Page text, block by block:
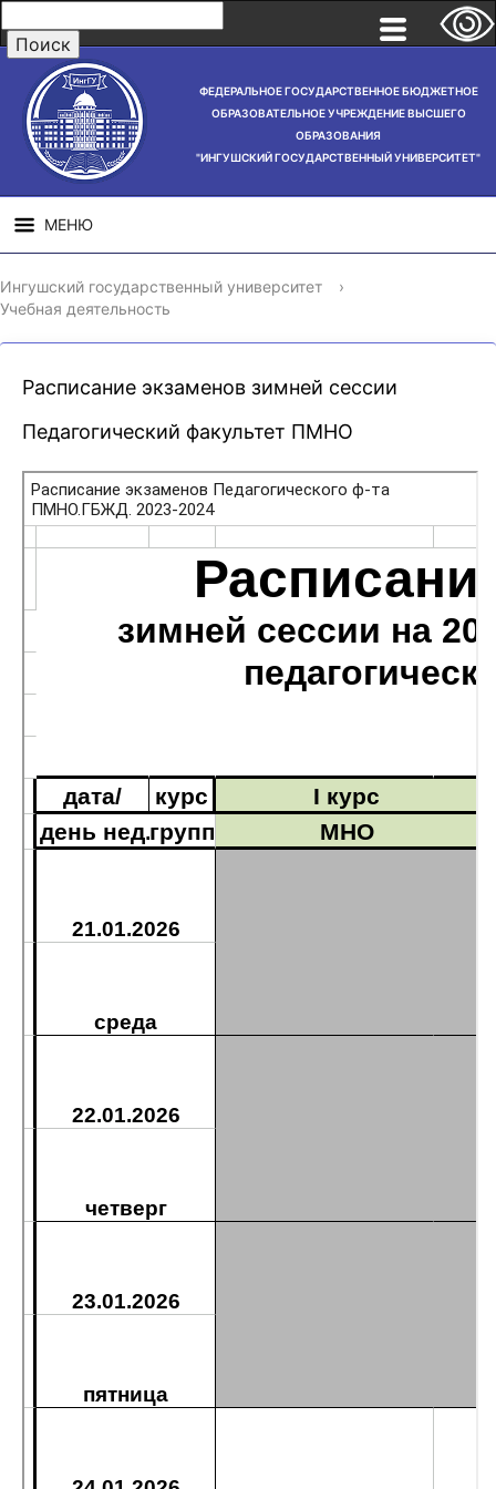
ФЕДЕРАЛЬНОЕ ГОСУДАРСТВЕННОЕ БЮДЖЕТНОЕ
ОБРАЗОВАТЕЛЬНОЕ УЧРЕЖДЕНИЕ ВЫСШЕГО
ОБРАЗОВАНИЯ
"ИНГУШСКИЙ ГОСУДАРСТВЕННЫЙ УНИВЕРСИТЕТ"
МЕНЮ
СВЕДЕНИЯ ОБ
ОБРАЗОВАТЕЛЬНОЙ
НАУЧНАЯ
ДЕЯТЕЛЬНОСТЬ
Ингушский государственный университет
›
Учебная деятельность
Расписание экзаменов зимней сессии
Педагогический факультет ПМНО